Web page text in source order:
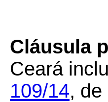
Cláusula
Ceará
109/14,